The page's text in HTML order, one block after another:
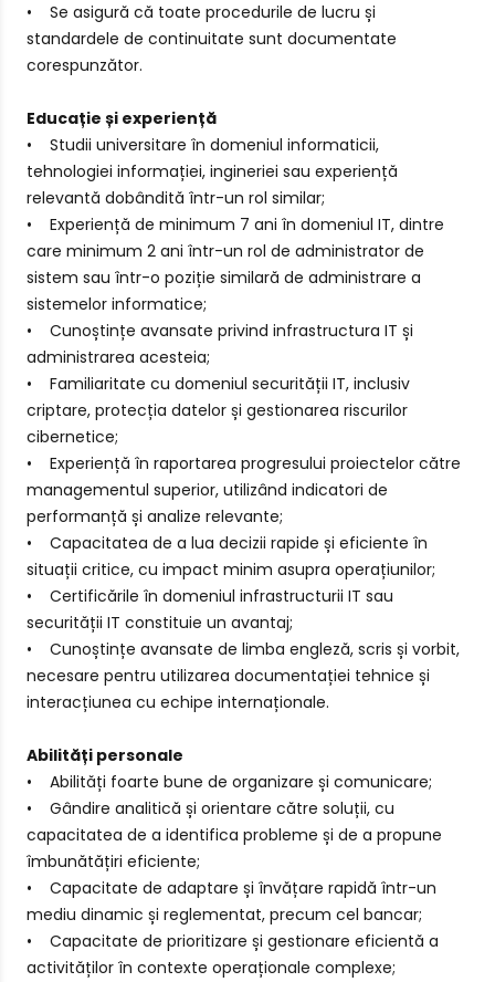
• Se asigură că toate procedurile de lucru și
standardele de continuitate sunt documentate
corespunzător.
Educație și experiență
• Studii universitare în domeniul informaticii,
tehnologiei informației, ingineriei sau experiență
relevantă dobândită într-un rol similar;
• Experiență de minimum 7 ani în domeniul IT, dintre
care minimum 2 ani într-un rol de administrator de
sistem sau într-o poziție similară de administrare a
sistemelor informatice;
• Cunoștințe avansate privind infrastructura IT și
administrarea acesteia;
• Familiaritate cu domeniul securității IT, inclusiv
criptare, protecția datelor și gestionarea riscurilor
cibernetice;
• Experiență în raportarea progresului proiectelor către
managementul superior, utilizând indicatori de
performanță și analize relevante;
• Capacitatea de a lua decizii rapide și eficiente în
situații critice, cu impact minim asupra operațiunilor;
• Certificările în domeniul infrastructurii IT sau
securității IT constituie un avantaj;
• Cunoștințe avansate de limba engleză, scris și vorbit,
necesare pentru utilizarea documentației tehnice și
interacțiunea cu echipe internaționale.
Abilități personale
• Abilități foarte bune de organizare și comunicare;
• Gândire analitică și orientare către soluții, cu
capacitatea de a identifica probleme și de a propune
îmbunătățiri eficiente;
• Capacitate de adaptare și învățare rapidă într-un
mediu dinamic și reglementat, precum cel bancar;
• Capacitate de prioritizare și gestionare eficientă a
activităților în contexte operaționale complexe;